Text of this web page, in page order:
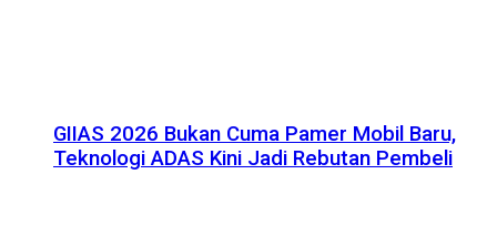
GIIAS 2026 Bukan Cuma Pamer Mobil Baru,
Teknologi ADAS Kini Jadi Rebutan Pembeli